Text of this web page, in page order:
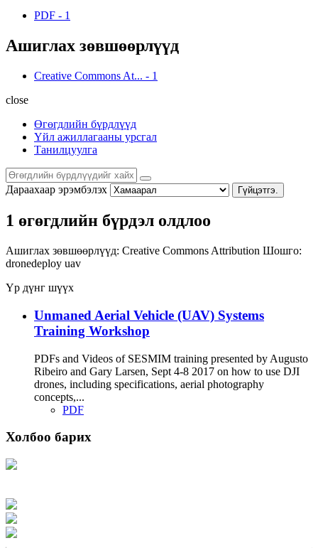
PDF - 1
Ашиглах зөвшөөрлүүд
Creative Commons At... - 1
close
Өгөгдлийн бүрдлүүд
Үйл ажиллагааны урсгал
Танилцуулга
Дараахаар эрэмбэлэх Гүйцэтгэ.
1 өгөгдлийн бүрдэл олдлоо
Ашиглах зөвшөөрлүүд: Creative Commons Attribution Шошго:
dronedeploy uav
Үр дүнг шүүх
Unmaned Aerial Vehicle (UAV) Systems
Training Workshop
PDFs and Videos of SESMIM training presented by Augusto
Ribeiro and Gary Larsen, Sept 4-8 2017 on how to use DJI
drones, including specifications, aerial photography
concepts,...
PDF
Холбоо барих